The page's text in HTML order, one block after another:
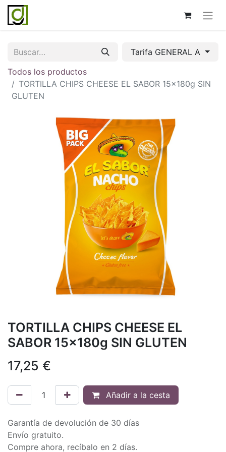
Tarifa GENERAL A
Todos los productos
TORTILLA CHIPS CHEESE EL SABOR 15x180g SIN
GLUTEN
TORTILLA CHIPS CHEESE EL
SABOR 15x180g SIN GLUTEN
17,25 €
Añadir a la cesta
Garantía de devolución de 30 días
Envío gratuito.
Compre ahora, recíbalo en 2 días.